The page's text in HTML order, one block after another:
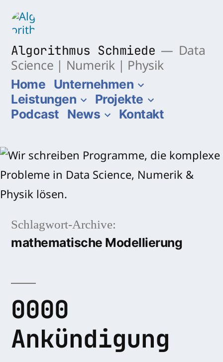
Zum
Inhalt
springen
Algorithmus Schmiede
Data
Science | Numerik | Physik
Home Unternehmen
Leistungen
Projekte
Podcast News Kontakt
Schlagwort-Archive:
mathematische Modellierung
0000
Ankündigung